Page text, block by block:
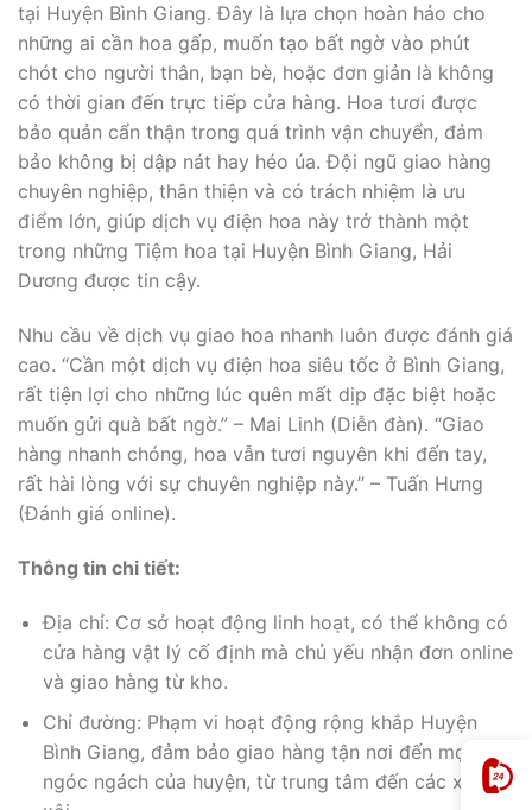
tại Huyện Bình Giang. Đây là lựa chọn hoàn hảo cho
những ai cần hoa gấp, muốn tạo bất ngờ vào phút
chót cho người thân, bạn bè, hoặc đơn giản là không
có thời gian đến trực tiếp cửa hàng. Hoa tươi được
bảo quản cẩn thận trong quá trình vận chuyển, đảm
bảo không bị dập nát hay héo úa. Đội ngũ giao hàng
chuyên nghiệp, thân thiện và có trách nhiệm là ưu
điểm lớn, giúp dịch vụ điện hoa này trở thành một
trong những Tiệm hoa tại Huyện Bình Giang, Hải
Dương được tin cậy.
Nhu cầu về dịch vụ giao hoa nhanh luôn được đánh giá
cao. “Cần một dịch vụ điện hoa siêu tốc ở Bình Giang,
rất tiện lợi cho những lúc quên mất dịp đặc biệt hoặc
muốn gửi quà bất ngờ.” – Mai Linh (Diễn đàn). “Giao
hàng nhanh chóng, hoa vẫn tươi nguyên khi đến tay,
rất hài lòng với sự chuyên nghiệp này.” – Tuấn Hưng
(Đánh giá online).
Thông tin chi tiết:
Địa chỉ: Cơ sở hoạt động linh hoạt, có thể không có
cửa hàng vật lý cố định mà chủ yếu nhận đơn online
và giao hàng từ kho.
Chỉ đường: Phạm vi hoạt động rộng khắp Huyện
Bình Giang, đảm bảo giao hàng tận nơi đến mọi
ngóc ngách của huyện, từ trung tâm đến các xã xa